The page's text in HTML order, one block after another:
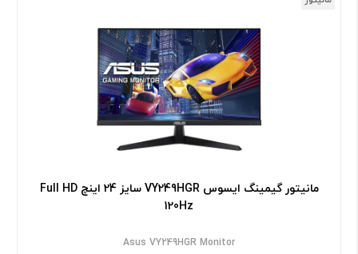
مانیتور گیمینگ ایسوس VY249HGR سایز 24 اینچ Full HD
120Hz
Asus VY249HGR Monitor